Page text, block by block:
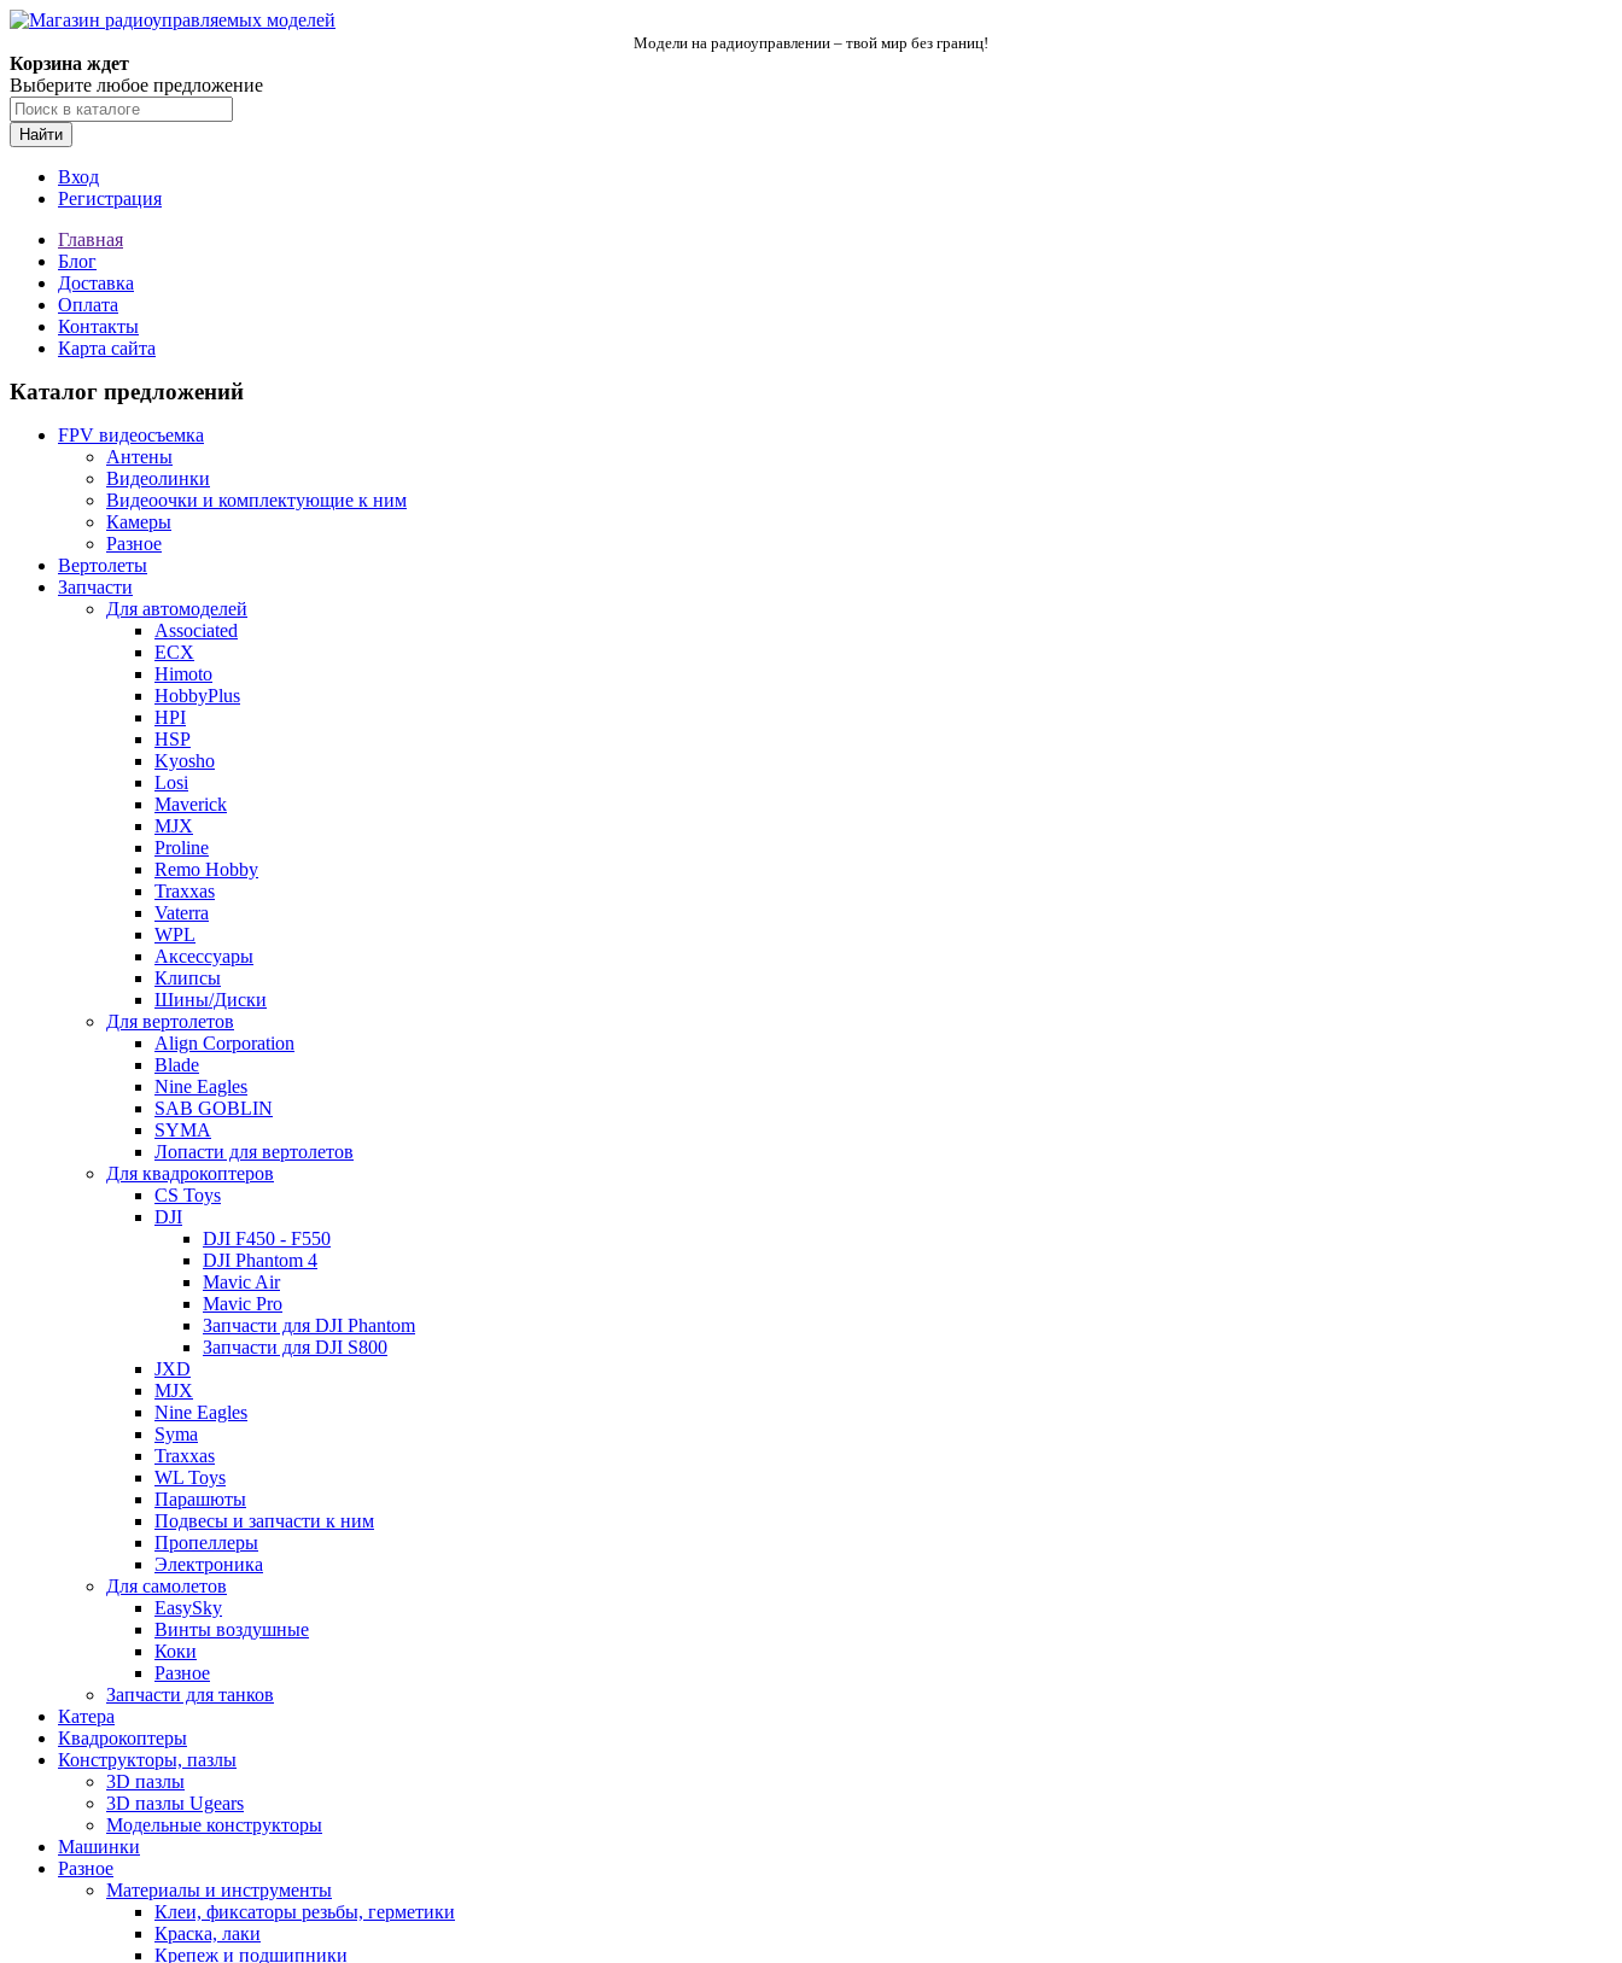
Модели на радиоуправлении – твой мир без границ!
Корзина ждет
Выберите любое предложение
Найти
Вход
Регистрация
Главная
Блог
Доставка
Оплата
Контакты
Карта сайта
Каталог предложений
FPV видеосъемка
Антены
Видеолинки
Видеоочки и комплектующие к ним
Камеры
Разное
Вертолеты
Запчасти
Для автомоделей
Associated
ECX
Himoto
HobbyPlus
HPI
HSP
Kyosho
Losi
Maverick
MJX
Proline
Remo Hobby
Traxxas
Vaterra
WPL
Аксессуары
Клипсы
Шины/Диски
Для вертолетов
Align Corporation
Blade
Nine Eagles
SAB GOBLIN
SYMA
Лопасти для вертолетов
Для квадрокоптеров
CS Toys
DJI
DJI F450 - F550
DJI Phantom 4
Mavic Air
Mavic Pro
Запчасти для DJI Phantom
Запчасти для DJI S800
JXD
MJX
Nine Eagles
Syma
Traxxas
WL Toys
Парашюты
Подвесы и запчасти к ним
Пропеллеры
Электроника
Для самолетов
EasySky
Винты воздушные
Коки
Разное
Запчасти для танков
Катера
Квадрокоптеры
Конструкторы, пазлы
3D пазлы
3D пазлы Ugears
Модельные конструкторы
Машинки
Разное
Материалы и инструменты
Клеи, фиксаторы резьбы, герметики
Краска, лаки
Крепеж и подшипники